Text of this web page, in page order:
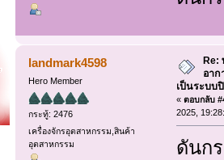
landmark4598
Hero Member
กระทู้: 2476
เครื่องจักรอุตสาหกรรม,สินค้า
อุตสาหกรรม
Re:
อา
เป็นระบบ
«ตอบกลับ
2025,
ดันก